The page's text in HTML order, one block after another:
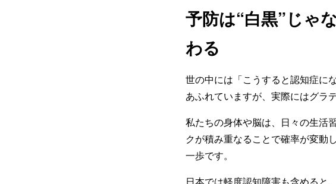
予防は“白黒”じゃ
わる
世の中には「こうすると認知症に
あふれていますが、実際にはグラ
私たちの身体や脳は、日々の生活
クが積み重なることで確率が変動
一歩です。
日本では軽度認知障害も含めると、